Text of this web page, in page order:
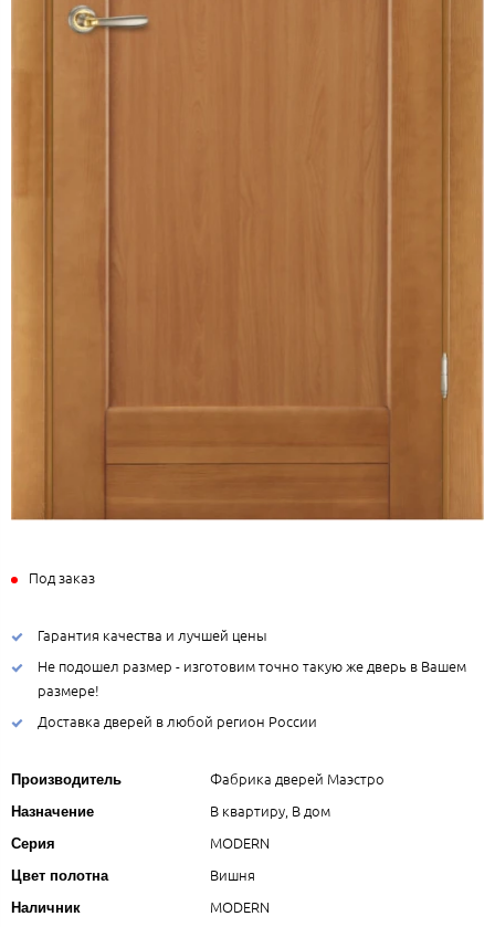
Под заказ
Гарантия качества и лучшей цены
Не подошел размер - изготовим точно такую же дверь в Вашем
размере!
Доставка дверей в любой регион России
Производитель Фабрика дверей Маэстро
Назначение В квартиру, В дом
Серия MODERN
Цвет полотна Вишня
Наличник MODERN